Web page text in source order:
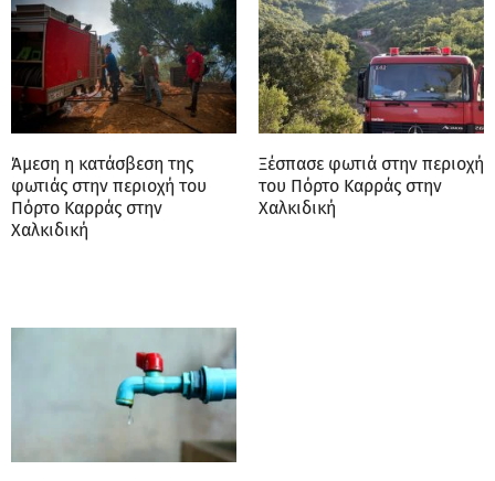
Άμεση η κατάσβεση της
φωτιάς στην περιοχή του
Πόρτο Καρράς στην
Χαλκιδική
Ξέσπασε φωτιά στην περιοχή
του Πόρτο Καρράς στην
Χαλκιδική